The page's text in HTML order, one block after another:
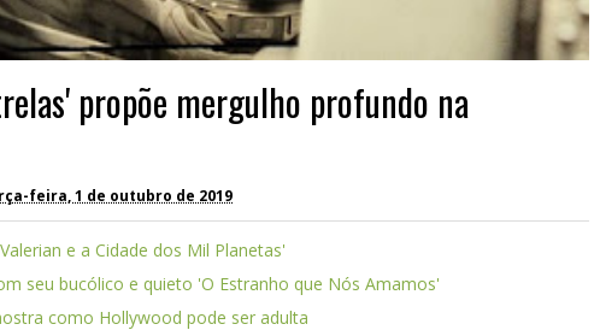
propõe mergulho profundo na
feira, 1 de outubro de 2019
e a Cidade dos Mil Planetas'
seu bucólico e quieto 'O Estranho que Nós Amamos'
como Hollywood pode ser adulta